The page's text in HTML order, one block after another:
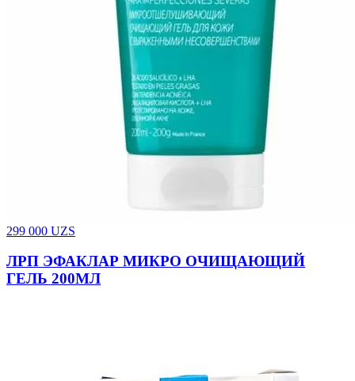
299 000 UZS
ЛРП ЭФАКЛАР МИКРО ОЧИЩАЮЩИЙ
ГЕЛЬ 200МЛ